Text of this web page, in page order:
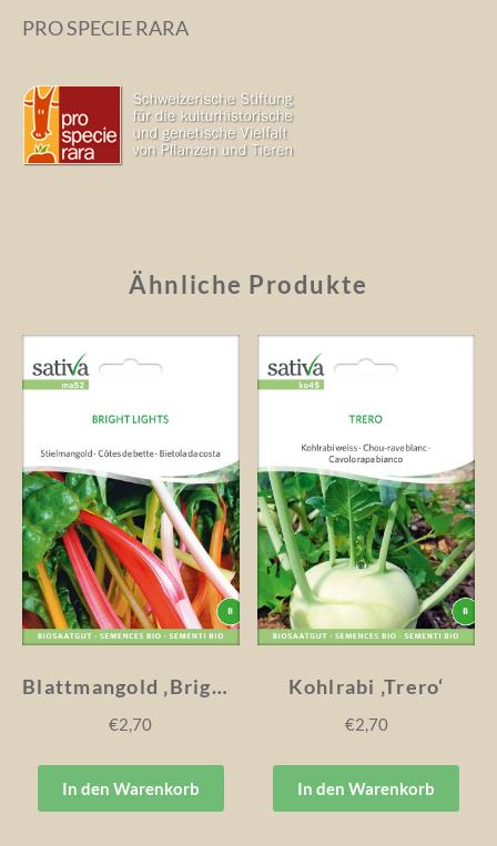
PRO SPECIE RARA
Ähnliche Produkte
Blattmangold ‚Bright Lights‘
€2,70
In den Warenkorb
Kohlrabi ‚Trero‘
€2,70
In den Warenkorb